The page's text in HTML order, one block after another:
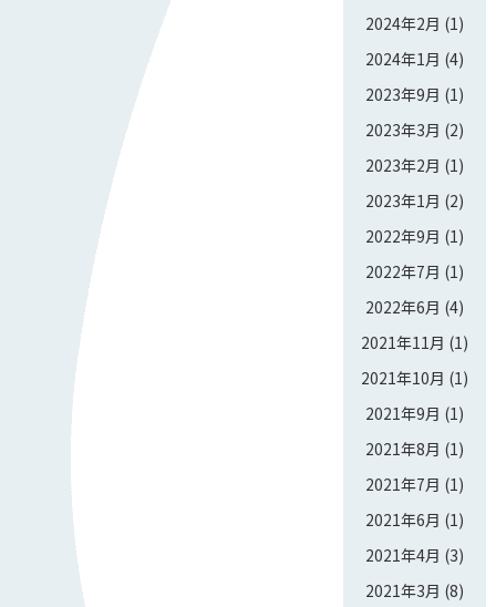
2024年2月 (1)
2024年1月 (4)
2023年9月 (1)
2023年3月 (2)
2023年2月 (1)
2023年1月 (2)
2022年9月 (1)
2022年7月 (1)
2022年6月 (4)
2021年11月 (1)
2021年10月 (1)
2021年9月 (1)
2021年8月 (1)
2021年7月 (1)
2021年6月 (1)
2021年4月 (3)
2021年3月 (8)